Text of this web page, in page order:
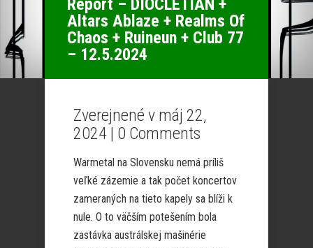
Report – DIOCLETIAN +
Altars Ablaze + Realms Of
Chaos + Ruineun + Club 77
– 12.5.2024
Zverejnené v máj 22,
2024 | 0 Comments
Warmetal na Slovensku nemá príliš
veľké zázemie a tak počet koncertov
zameraných na tieto kapely sa blíži k
nule. O to väčším potešením bola
zastávka austrálskej mašinérie